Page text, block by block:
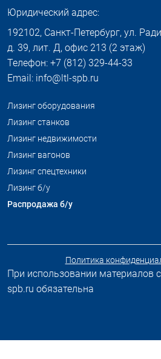
Юридический адрес:
192102, Санкт-Петербург, ул.
д. 39, лит. Д, офис 213 (2 этаж)
Телефон: +7 (812) 329-44-33
Email: info@ltl-spb.ru
Лизинг оборудования
Лизинг станков
Лизинг недвижимости
Лизинг вагонов
Лизинг спецтехники
Лизинг б/у
Распродажа б/у
Политика
При использовании материалов
spb.ru обязательна